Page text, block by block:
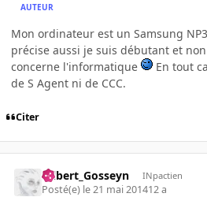
AUTEUR
Mon ordinateur est un Samsung
précise aussi je suis débutant et
concerne l'informatique
En tout
de S Agent ni de CCC.
Citer
Gilbert_Gosseyn INpactien
Posté(e) le 21 mai 201412 a